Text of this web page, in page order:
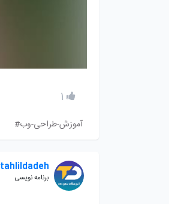
1
آموزش-طراحی-وب#
tahlildadeh
برنامه نویسی